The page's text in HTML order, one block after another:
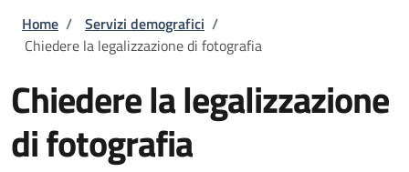
Briciole di pane
Home / Servizi demografici /
Chiedere la legalizzazione di fotografia
Chiedere la legalizzazione
di fotografia